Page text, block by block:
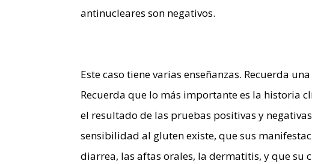
antinucleares son negativos.
Este caso tiene varias enseñanzas. Recuerda
Recuerda que lo más importante es la historia
el resultado de las pruebas positivas y
sensibilidad al gluten existe, que sus
diarrea, las aftas orales, la dermatitis, y que